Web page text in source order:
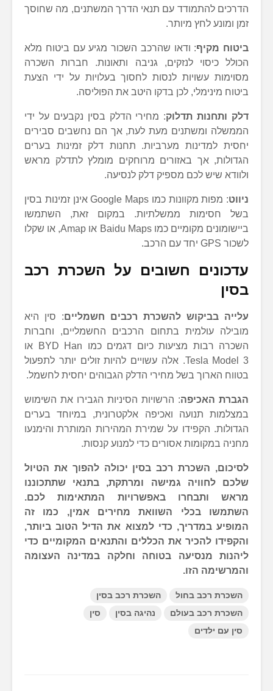
הדרכים להתמודד עם תנאי הדרך המשתנים, מה שחוסך
זמן ומונע לחץ מיותר.
ביטוח מקיף: ודאו שהרכב השכור מגיע עם ביטוח מלא
הכולל כיסוי לנזקים, גניבה ותאונות. חברות השכרה
מסוימות עשויות לנסות לחסוך בעלויות על ידי הצעת
ביטוח מינימלי, לכן בדקו היטב את הפוליסה.
דלק ותחנות תדלוק: מחירי הדלק בסין נקבעים על ידי
הממשלה ומשתנים מעת לעת, אך הם נחשבים סבירים
יחסית למדינות מערביות. תחנות דלק זמינות בערים
הגדולות, אך באזורים מרוחקים מומלץ לתדלק מראש
ולוודא שיש לכם מספיק דלק לנסיעה.
ניווט
: מפות מקוונות כמו Google Maps אינן זמינות בסין
בשל חסימות ממשלתיות. במקום זאת, השתמשו
ביישומונים מקומיים כמו Baidu Maps או Amap, או שקלו
לשכור GPS יחד עם הרכב.
עדכונים חשובים על השכרת רכב
בסין
עלייה בביקוש להשכרת רכבים חשמליים: סין היא
מובילה עולמית בתחום הרכבים החשמליים, וחברות
השכרה רבות מציעות כיום דגמים כמו BYD Han או
Tesla Model 3. אלה עשויים להיות זולים יותר לתפעול
בטווח הארוך בשל מחירי הדלק הגבוהים יחסית לחשמל.
הגברת האכיפה: הרשויות הסיניות הגבירו את השימוש
במצלמות תנועה ואכיפה אלקטרונית, במיוחד בערים
הגדולות. הקפידו על שמירת המהירות המותרת והימנעו
מחניה במקומות אסורים כדי למנוע קנסות.
לסיכום, השכרת רכב בסין יכולה להפוך את הטיול
שלכם לחוויה גמישה ומרתקת, בתנאי שתתכוננו
מראש ותבחרו באפשרויות המתאימות לכם.
השתמשו בכלי השוואת מחירים אמין, כמו זה
המופיע במדריך, כדי למצוא את הדיל הטוב ביותר,
והקפידו להכיר את הכללים והתנאים המקומיים כדי
ליהנות מנסיעה בטוחה וחלקה במדינה העצומה
והמרשימה הזו.
השכרת רכב בחול
השכרת רכב בסין
השכרת רכב בעולם
נהיגה בסין
סין
סין עם ילדים